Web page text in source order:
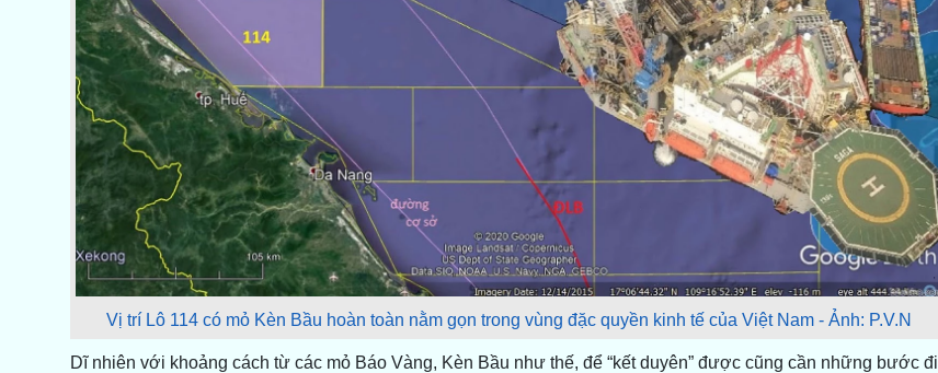
Vị trí Lô 114 có mỏ Kèn Bầu hoàn toàn nằm gọn trong vùng đặc quyền kinh tế của Việt Nam - Ảnh: P.V.N
Dĩ nhiên với khoảng cách từ các mỏ Báo Vàng, Kèn Bầu như thế, để “kết duyên” được cũng cần những bước đi